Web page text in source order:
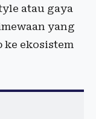
atau gaya
yang
ke ekosistem